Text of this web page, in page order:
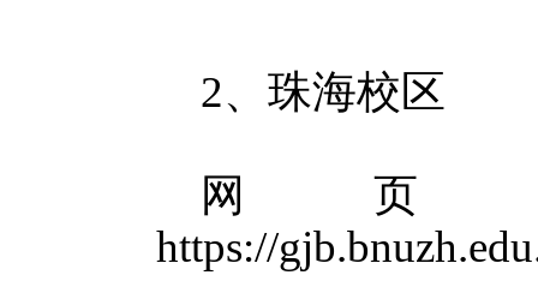
2、珠海校区
网
https://